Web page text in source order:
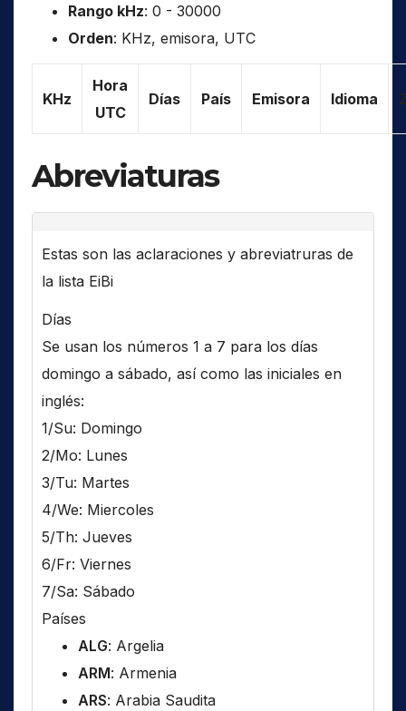
Rango kHz: 0 - 30000
Orden: KHz, emisora, UTC
KHz
Hora
UTC
Días País Emisora Idioma
Abreviaturas
Estas son las aclaraciones y abreviatruras de
la lista EiBi
Días
Se usan los números 1 a 7 para los días
domingo a sábado, así como las iniciales en
inglés:
1/Su: Domingo
2/Mo: Lunes
3/Tu: Martes
4/We: Miercoles
5/Th: Jueves
6/Fr: Viernes
7/Sa: Sábado
Países
ALG: Argelia
ARM: Armenia
ARS: Arabia Saudita